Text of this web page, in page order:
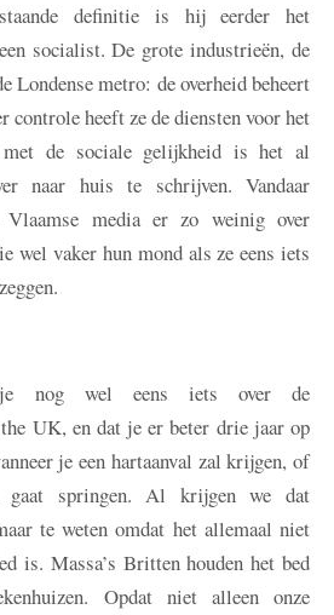
definitie is hij eerder het
socialist. De grote industrieën, de
Londense metro: de overheid beheert
controle heeft ze de diensten voor het
de sociale gelijkheid is het al
naar huis te schrijven. Vandaar
media er zo weinig over
wel vaker hun mond als ze eens iets
nog wel eens iets over de
UK, en dat je er beter drie jaar op
je een hartaanval zal krijgen, of
gaat springen. Al krijgen we dat
te weten omdat het allemaal niet
is. Massa’s Britten houden het bed
Opdat niet alleen onze